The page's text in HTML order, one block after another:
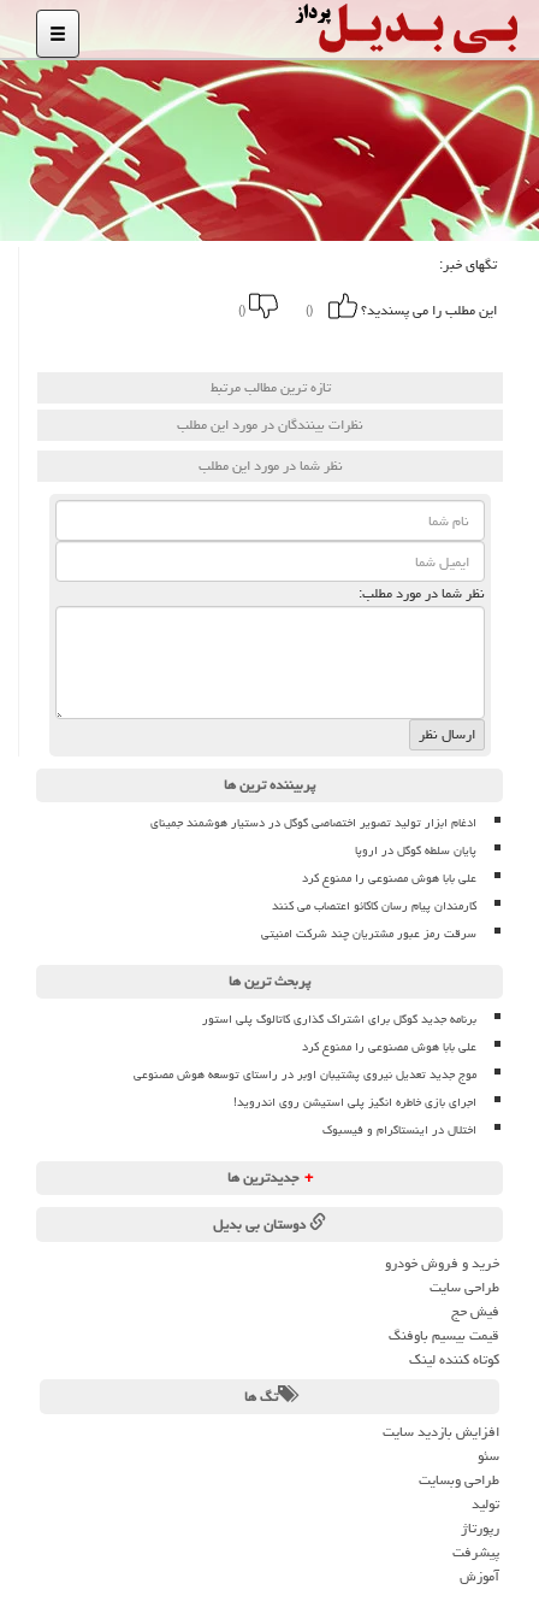
تگهای خبر:
این مطلب را می پسندید؟
()
()
تازه ترین مطالب مرتبط
نظرات بینندگان در مورد این مطلب
نظر شما در مورد این مطلب
نظر شما در مورد مطلب:
پربیننده ترین ها
ادغام ابزار تولید تصویر اختصاصی گوگل در دستیار هوشمند جمینای
پایان سلطه گوگل در اروپا
علی بابا هوش مصنوعی را ممنوع کرد
کارمندان پیام رسان کاکائو اعتصاب می کنند
سرقت رمز عبور مشتریان چند شرکت امنیتی
پربحث ترین ها
برنامه جدید گوگل برای اشتراک گذاری کاتالوگ پلی استور
علی بابا هوش مصنوعی را ممنوع کرد
موج جدید تعدیل نیروی پشتیبان اوبر در راستای توسعه هوش مصنوعی
اجرای بازی خاطره انگیز پلی استیشن روی اندروید!
اختلال در اینستاگرام و فیسبوک
+ جدیدترین ها
دوستان بی بدیل
خرید و فروش خودرو
طراحی سایت
فیش حج
قیمت بیسیم باوفنگ
کوتاه کننده لینک
تگ ها
افزایش بازدید سایت
سئو
طراحی وبسایت
تولید
رپورتاژ
پیشرفت
آموزش